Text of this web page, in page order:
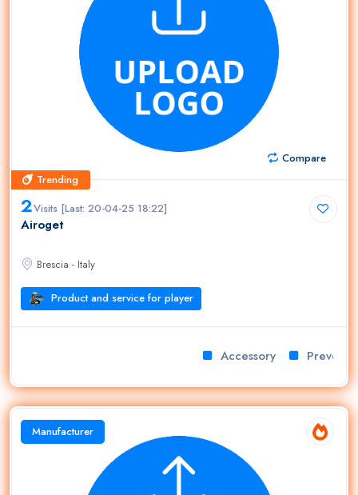
Compare
Trending
Trending
2Visits [Last: 20-04-25 18:22]
Airoget
Brescia - Italy
Product and service for player
Accessory
Manufacturer